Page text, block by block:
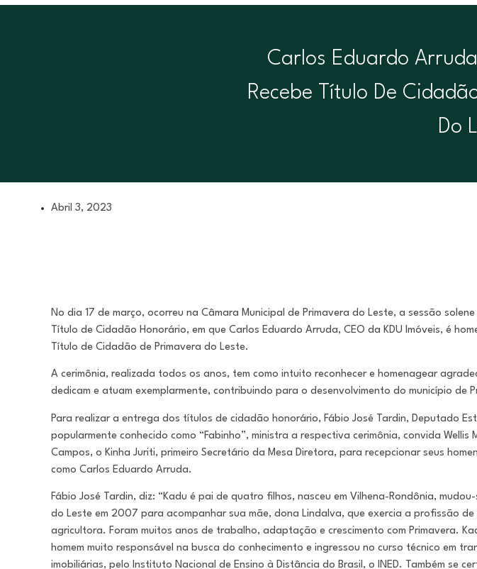
Carlos Eduardo
Recebe Título De
Do
Abril 3, 2023
No dia 17 de março, ocorreu na Câmara Municipal de Primavera do Leste, a sessão
Título de Cidadão Honorário, em que Carlos Eduardo Arruda, CEO da KDU Imóveis, é
Título de Cidadão de Primavera do Leste.
A cerimônia, realizada todos os anos, tem como intuito reconhecer e homenagear
dedicam e atuam exemplarmente, contribuindo para o desenvolvimento do município de
Para realizar a entrega dos títulos de cidadão honorário, Fábio José Tardin, Deputado
popularmente conhecido como “Fabinho”, ministra a respectiva cerimônia, convida Wellis
Campos, o Kinha Juriti, primeiro Secretário da Mesa Diretora, para recepcionar seus
como Carlos Eduardo Arruda.
Fábio José Tardin, diz: “Kadu é pai de quatro filhos, nasceu em Vilhena-Rondônia,
do Leste em 2007 para acompanhar sua mãe, dona Lindalva, que exercia a profissão
agricultora. Foram muitos anos de trabalho, adaptação e crescimento com Primavera.
homem muito responsável na busca do conhecimento e ingressou no curso técnico em
imobiliárias, pelo Instituto Nacional de Ensino à Distância do Brasil, o INED. Também se